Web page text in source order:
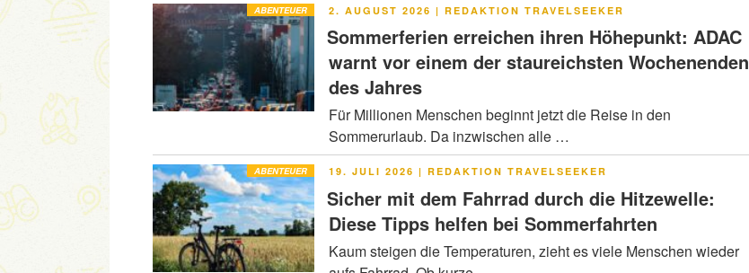
ABENTEUER
VERÖFFENTLICHT
2. AUGUST 2026 | REDAKTION TRAVELSEEKER
Sommerferien erreichen ihren Höhepunkt: ADAC
warnt vor einem der staureichsten Wochenenden
des Jahres
Für Millionen Menschen beginnt jetzt die Reise in den
Sommerurlaub. Da inzwischen alle …
ABENTEUER
VERÖFFENTLICHT
19. JULI 2026 | REDAKTION TRAVELSEEKER
Sicher mit dem Fahrrad durch die Hitzewelle:
Diese Tipps helfen bei Sommerfahrten
Kaum steigen die Temperaturen, zieht es viele Menschen wieder